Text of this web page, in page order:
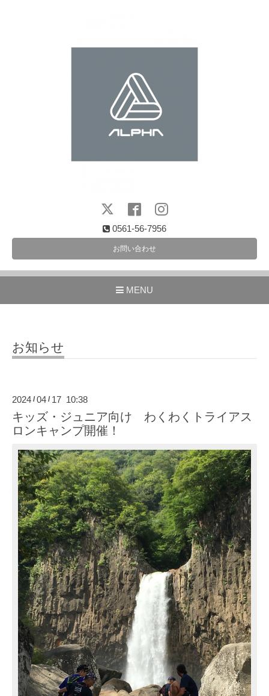
0561-56-7956
お問い合わせ
MENU
お知らせ
2024 / 04 / 17 10:38
キッズ・ジュニア向け わくわくトライアス
ロンキャンプ開催！